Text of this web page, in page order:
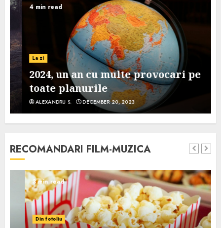
4 min read
La zi
2024, un an cu multe provocari pe
toate planurile
ALEXANDRU S. DECEMBER 20, 2023
RECOMANDARI FILM-MUZICA
3 min read
Din fotoliu